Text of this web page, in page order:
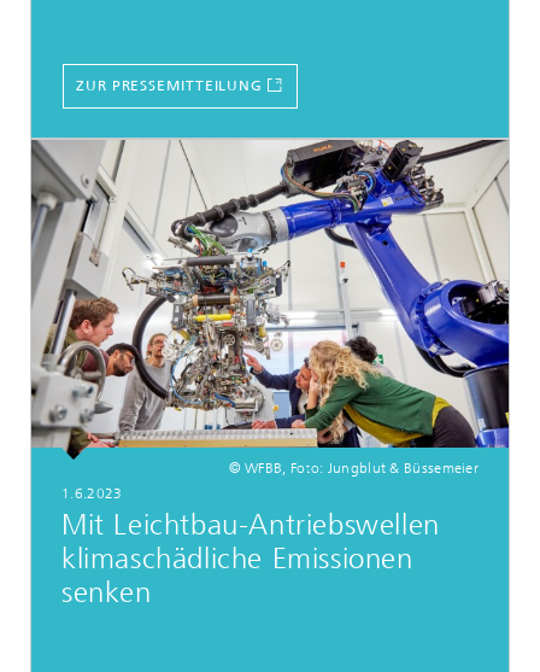
ZUR PRESSEMITTEILUNG
© WFBB, Foto: Jungblut & Büssemeier
1.6.2023
Mit Leichtbau-Antriebswellen
klimaschädliche Emissionen
senken